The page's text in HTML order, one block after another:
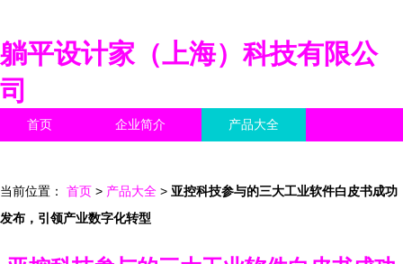
躺平设计家（上海）科技有限公
司
首页 企业简介 产品大全
当前位置： 首页 > 产品大全 > 亚控科技参与的三大工业软件白皮书成功
发布，引领产业数字化转型